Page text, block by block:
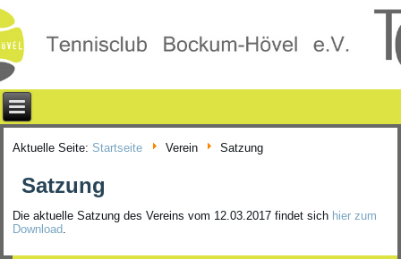
Aktuelle Seite: Startseite Verein Satzung
Satzung
Die aktuelle Satzung des Vereins vom 12.03.2017 findet sich hier zum
Download